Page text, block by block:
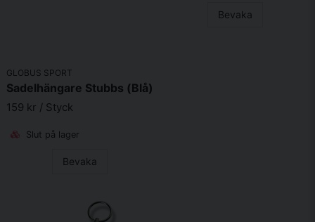
GLOBUS SPORT
Sadelhängare Stubbs (Blå)
159 kr / Styck
Slut på lager
Bevaka
Bevaka